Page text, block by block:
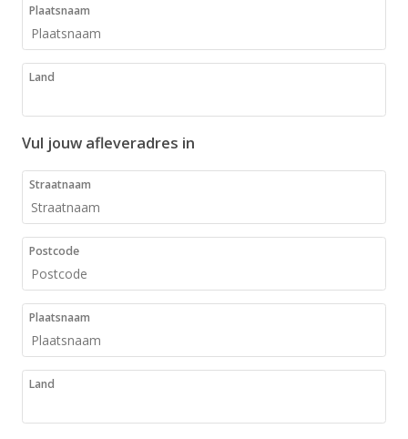
Plaatsnaam
Land
Vul jouw afleveradres in
Straatnaam
Postcode
Plaatsnaam
Land